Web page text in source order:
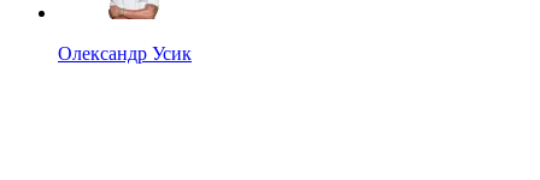
Олександр Усик